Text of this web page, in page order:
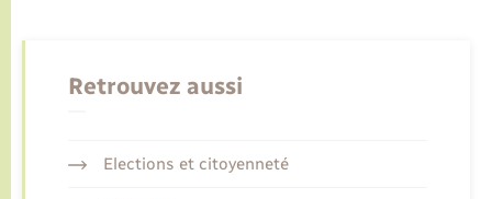
Retrouvez aussi
Elections et citoyenneté